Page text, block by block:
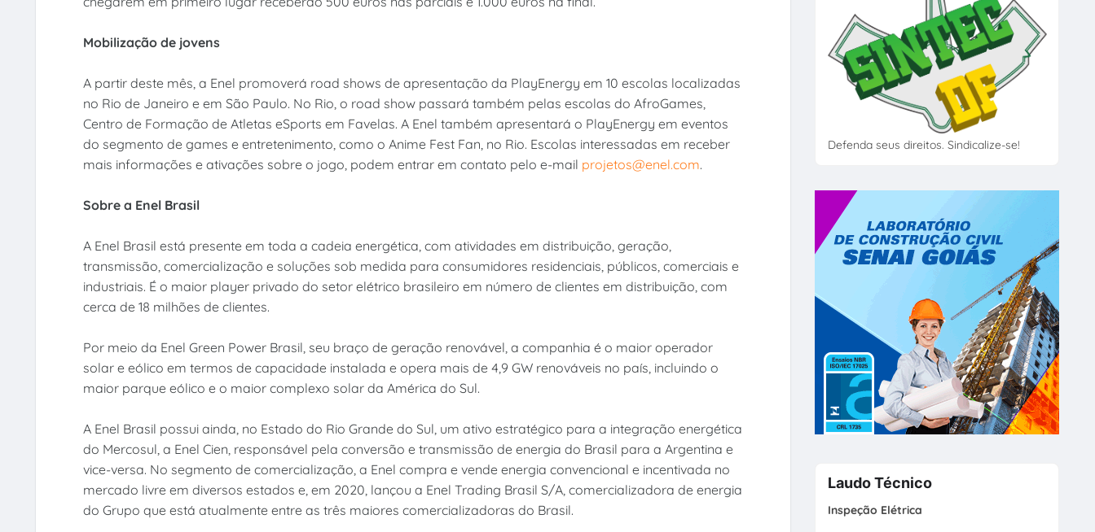
Mobilização de jovens
A partir deste mês, a Enel promoverá road shows de apresentação da PlayEnergy em 10 escolas localizadas
no Rio de Janeiro e em São Paulo. No Rio, o road show passará também pelas escolas do AfroGames,
Centro de Formação de Atletas eSports em Favelas. A Enel também apresentará o PlayEnergy em eventos
do segmento de games e entretenimento, como o Anime Fest Fan, no Rio. Escolas interessadas em receber
mais informações e ativações sobre o jogo, podem entrar em contato pelo e-mail projetos@enel.com.
Sobre a Enel Brasil
A Enel Brasil está presente em toda a cadeia energética, com atividades em distribuição, geração,
transmissão, comercialização e soluções sob medida para consumidores residenciais, públicos, comerciais e
industriais. É o maior player privado do setor elétrico brasileiro em número de clientes em distribuição, com
cerca de 18 milhões de clientes.
Por meio da Enel Green Power Brasil, seu braço de geração renovável, a companhia é o maior operador
solar e eólico em termos de capacidade instalada e opera mais de 4,9 GW renováveis no país, incluindo o
maior parque eólico e o maior complexo solar da América do Sul.
A Enel Brasil possui ainda, no Estado do Rio Grande do Sul, um ativo estratégico para a integração energética
do Mercosul, a Enel Cien, responsável pela conversão e transmissão de energia do Brasil para a Argentina e
vice-versa. No segmento de comercialização, a Enel compra e vende energia convencional e incentivada no
mercado livre em diversos estados e, em 2020, lançou a Enel Trading Brasil S/A, comercializadora de energia
do Grupo que está atualmente entre as três maiores comercializadoras do Brasil.
Defenda seus direitos. Sindicalize-se!
Laudo Técnico
Inspeção Elétrica